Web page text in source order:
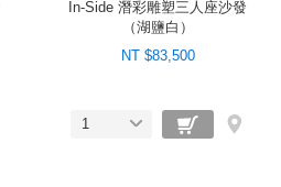
In-Side 潛彩雕塑三人座沙發
（湖鹽白）
NT $83,500
1